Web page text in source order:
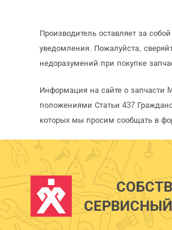
Производитель оставляет за
уведомления. Пожалуйста,
недоразумений при покупке
Информация на сайте о запчасти
положениями Статьи 437
которых мы просим сообщать в